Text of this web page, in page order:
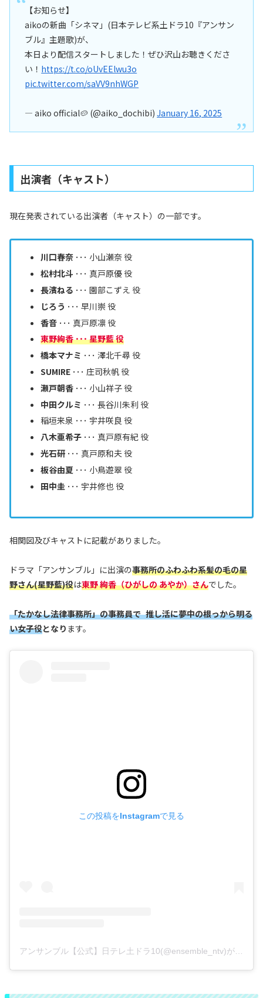
【お知らせ】
aikoの新曲「シネマ」(日本テレビ系土ドラ10『アンサン
ブル』主題歌)が、
本日より配信スタートしました！ぜひ沢山お聴きくださ
い！ https://t.co/oUvEElwu3o
pic.twitter.com/saVV9nhWGP
— aiko official🥔 (@aiko_dochibi)January 16, 2025
出演者（キャスト）
現在発表されている出演者（キャスト）の一部です。
川口春奈･･･ 小山瀬奈 役
松村北斗･･･ 真戸原優 役
長濱ねる ･･･ 園部こずえ 役
じろう ･･･ 早川崇 役
香音･･･ 真戸原凛 役
東野絢香 ･･･ 星野藍 役
橋本マナミ ･･･ 澤北千尋 役
SUMIRE･･･ 庄司秋帆 役
瀬戸朝香･･･ 小山祥子 役
中田クルミ ･･･ 長谷川朱利 役
稲垣来泉 ･･･ 宇井咲良 役
八木亜希子･･･ 真戸原有紀 役
光石研･･･ 真戸原和夫 役
板谷由夏 ･･･ 小鳥遊翠 役
田中圭 ･･･ 宇井修也 役
相関図及びキャストに記載がありました。
ドラマ「アンサンブル」に出演の事務所のふわふわ系髪の毛の星
野さん(星野藍)役は東野 絢香‬（ひがしの あやか）さんでした。
「たかなし法律事務所」の事務員で 推し活に夢中の根っから明る
い女子役となり ます。
この投稿をInstagramで見る